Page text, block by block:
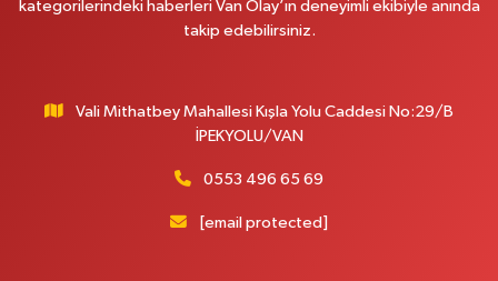
kategorilerindeki haberleri Van Olay’ın deneyimli ekibiyle anında
takip edebilirsiniz.
Vali Mithatbey Mahallesi Kışla Yolu Caddesi No:29/B
İPEKYOLU/VAN
0553 496 65 69
[email protected]